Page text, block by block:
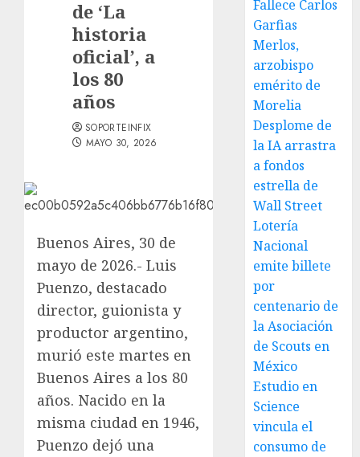
de ‘La
historia
oficial’, a
los 80
años
SOPORTEINFIX
MAYO 30, 2026
Buenos Aires, 30 de
mayo de 2026.- Luis
Puenzo, destacado
director, guionista y
productor argentino,
murió este martes en
Buenos Aires a los 80
años. Nacido en la
misma ciudad en 1946,
Puenzo dejó una
Fallece Carlos
Garfias
Merlos,
arzobispo
emérito de
Morelia
Desplome de
la IA arrastra
a fondos
estrella de
Wall Street
Lotería
Nacional
emite billete
por
centenario de
la Asociación
de Scouts en
México
Estudio en
Science
vincula el
consumo de